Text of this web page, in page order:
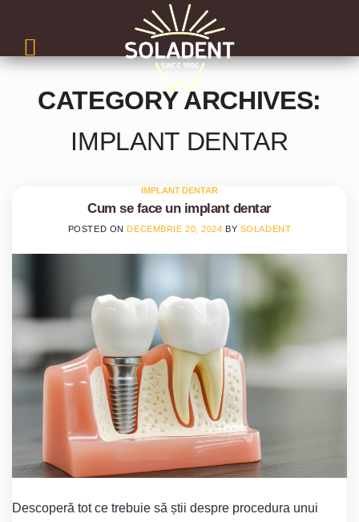
CATEGORY ARCHIVES:
IMPLANT DENTAR
IMPLANT DENTAR
Cum se face un implant dentar
POSTED ON DECEMBRIE 20, 2024 BY SOLADENT
Descoperă tot ce trebuie să știi despre procedura unui